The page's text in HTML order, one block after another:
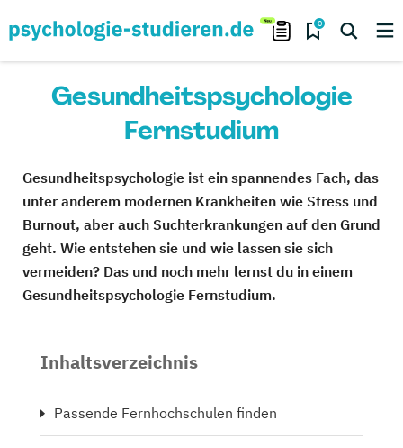
0
Gesundheitspsychologie
Fernstudium
Gesundheitspsychologie ist ein spannendes Fach, das
unter anderem modernen Krankheiten wie Stress und
Burnout, aber auch Suchterkrankungen auf den Grund
geht. Wie entstehen sie und wie lassen sie sich
vermeiden? Das und noch mehr lernst du in einem
Gesundheitspsychologie Fernstudium.
Inhaltsverzeichnis
Passende Fernhochschulen finden